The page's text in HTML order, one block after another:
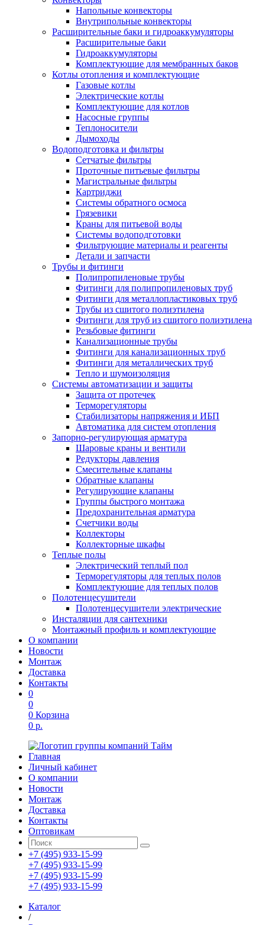
Напольные конвекторы
Внутрипольные конвекторы
Расширительные баки и гидроаккумуляторы
Расширительные баки
Гидроаккумуляторы
Комплектующие для мембранных баков
Котлы отопления и комплектующие
Газовые котлы
Электрические котлы
Комплектующие для котлов
Насосные группы
Теплоносители
Дымоходы
Водоподготовка и фильтры
Сетчатые фильтры
Проточные питьевые фильтры
Магистральные фильтры
Картриджи
Системы обратного осмоса
Грязевики
Краны для питьевой воды
Системы водоподготовки
Фильтрующие материалы и реагенты
Детали и запчасти
Трубы и фитинги
Полипропиленовые трубы
Фитинги для полипропиленовых труб
Фитинги для металлопластиковых труб
Трубы из сшитого полиэтилена
Фитинги для труб из сшитого полиэтилена
Резьбовые фитинги
Канализационные трубы
Фитинги для канализационных труб
Фитинги для металлических труб
Тепло и шумоизоляция
Системы автоматизации и защиты
Защита от протечек
Терморегуляторы
Стабилизаторы напряжения и ИБП
Автоматика для систем отопления
Запорно-регулирующая арматура
Шаровые краны и вентили
Редукторы давления
Смесительные клапаны
Обратные клапаны
Регулирующие клапаны
Группы быстрого монтажа
Предохранительная арматура
Счетчики воды
Коллекторы
Коллекторные шкафы
Теплые полы
Электрический теплый пол
Терморегуляторы для теплых полов
Комплектующие для теплых полов
Полотенцесушители
Полотенцесушители электрические
Инсталяции для сантехники
Монтажный профиль и комплектующие
О компании
Новости
Монтаж
Доставка
Контакты
0
0
0 Корзина
0 р.
Главная
Личный кабинет
О компании
Новости
Монтаж
Доставка
Контакты
Оптовикам
+7 (495) 933-15-99
+7 (495) 933-15-99
+7 (495) 933-15-99
+7 (495) 933-15-99
Каталог
/